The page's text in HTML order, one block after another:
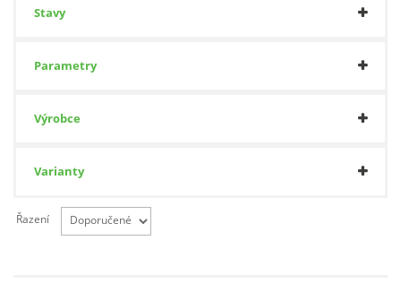
Stavy
Parametry
Výrobce
Varianty
Řazení